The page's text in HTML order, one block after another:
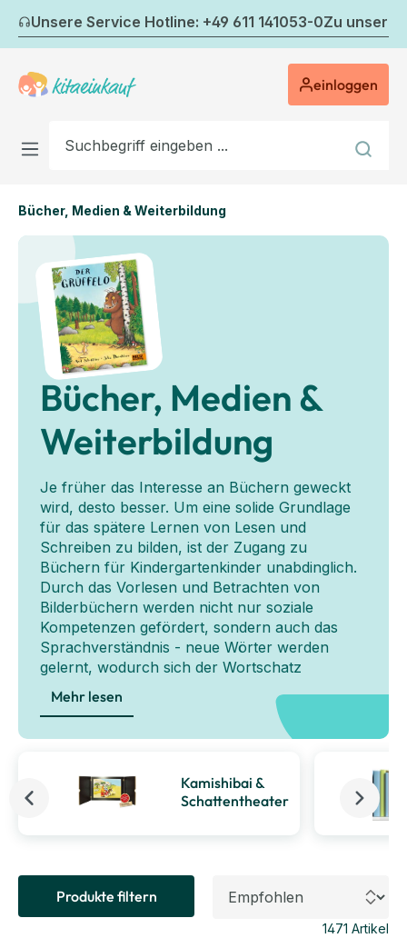
Zum Hauptinhalt springen
Unsere Service Hotline: +49 611 141053-0Zu
einloggen
Bücher, Medien & Weiterbildung
Bücher, Medien &
Weiterbildung
Je früher das Interesse an Büchern geweckt
wird, desto besser. Um eine solide Grundlage
für das spätere Lernen von Lesen und
Schreiben zu bilden, ist der Zugang zu
Büchern für Kindergartenkinder unabdinglich.
Durch das Vorlesen und Betrachten von
Bilderbüchern werden nicht nur soziale
Kompetenzen gefördert, sondern auch das
Sprachverständnis - neue Wörter werden
gelernt, wodurch sich der Wortschatz
erweitert. Kognitive Fähigkeiten wie Ausdauer,
Konzentration und Vorstellungsvermögen
werden durch regelmäßiges Vorlesen gestärkt.
Themen wie Arbeit im Team, pädagogische
Ansätze, Beobachtung und mehr. Das Angebot
Bilderbüchern
Bildkarten für das
Kamishibai-Theater
. Neben dieser Auswahl
Musik &
Mehr lesen
Kamishibai &
Schattentheater
Produkte filtern
1471 Artikel